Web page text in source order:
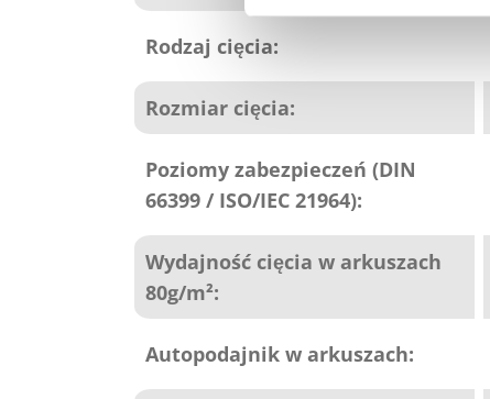
Rodzaj cięcia:
Rozmiar cięcia:
Poziomy zabezpieczeń (DIN
66399 / ISO/IEC 21964):
Wydajność cięcia w arkuszach
80g/m²:
Autopodajnik w arkuszach: